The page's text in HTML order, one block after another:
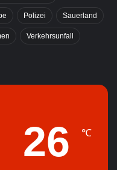
Polizei Sauerland
Verkehrsunfall
26 ℃